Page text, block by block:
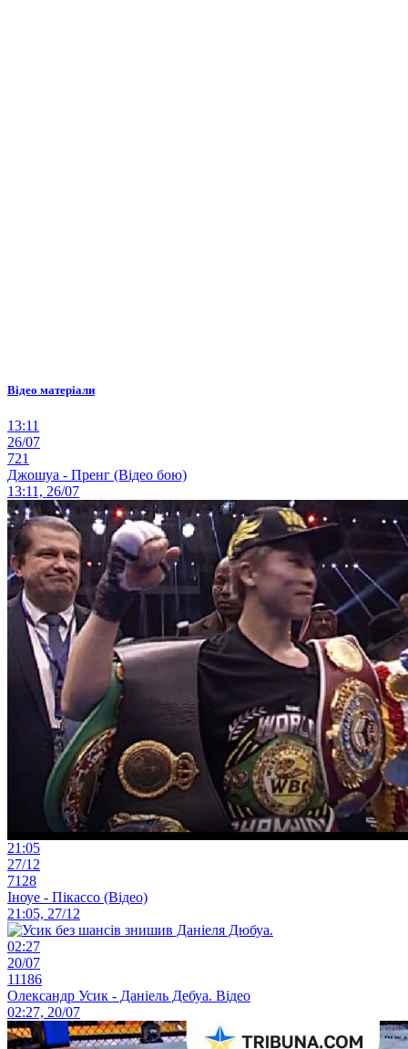
Відео матеріали
13:11
26/07
721
Джошуа - Пренг (Відео бою)
13:11, 26/07
21:05
27/12
7128
Іноуе - Пікассо (Відео)
21:05, 27/12
02:27
20/07
11186
Олександр Усик - Даніель Дебуа. Відео
02:27, 20/07